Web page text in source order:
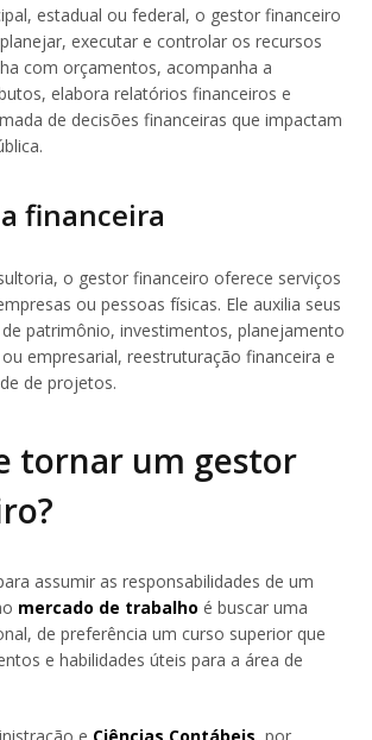
estadual ou federal, o gestor financeiro
executar e controlar os recursos
com orçamentos, acompanha a
elabora relatórios financeiros e
de decisões financeiras que impactam
financeira
o gestor financeiro oferece serviços
ou pessoas físicas. Ele auxilia seus
patrimônio, investimentos, planejamento
empresarial, reestruturação financeira e
de projetos.
tornar um gestor
assumir as responsabilidades de um
mercado de trabalho é buscar uma
de preferência um curso superior que
e habilidades úteis para a área de